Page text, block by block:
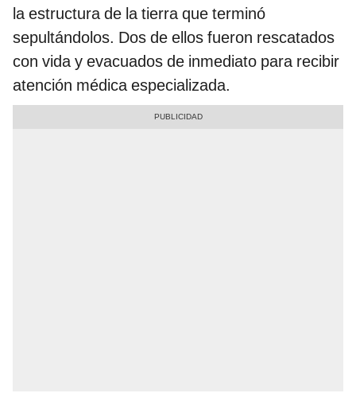
la estructura de la tierra que terminó
sepultándolos. Dos de ellos fueron rescatados
con vida y evacuados de inmediato para recibir
atención médica especializada.